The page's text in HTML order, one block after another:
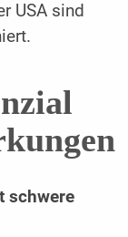
USA sind
schwere